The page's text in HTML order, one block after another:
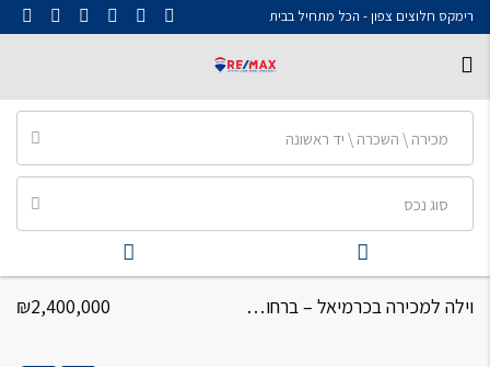
רימקס חלוצים צפון - הכל מתחיל בבית
מכירה \ השכרה \ יד ראשונה
סוג נכס
וילה למכירה בכרמיאל – ברחוב חן וילה 10.5 חדרים מחולקת ל3 דירות ₪2,400,000